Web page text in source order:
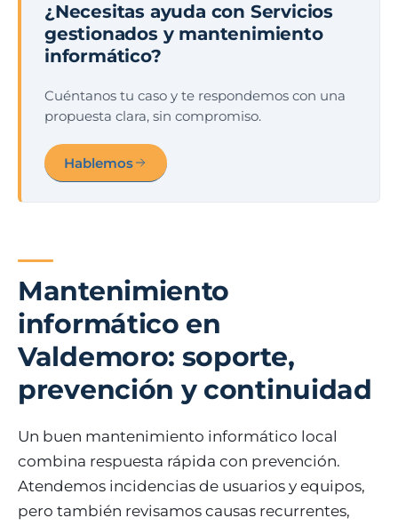
¿Necesitas ayuda con Servicios
gestionados y mantenimiento
informático?
Cuéntanos tu caso y te respondemos con una
propuesta clara, sin compromiso.
Hablemos
Mantenimiento
informático en
Valdemoro: soporte,
prevención y continuidad
Un buen mantenimiento informático local
combina respuesta rápida con prevención.
Atendemos incidencias de usuarios y equipos,
pero también revisamos causas recurrentes,